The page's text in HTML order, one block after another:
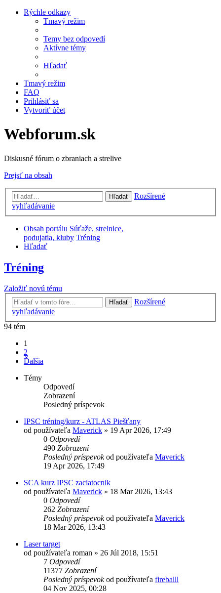
Rýchle odkazy
Tmavý režim
Temy bez odpovedí
Aktívne témy
Hľadať
Tmavý režim
FAQ
Prihlásiť sa
Vytvoriť účet
Webforum.sk
Diskusné fórum o zbraniach a strelive
Prejsť na obsah
Hľadať
Rozšírené
vyhľadávanie
Obsah portálu Súťaže, strelnice,
podujatia, kluby Tréning
Hľadať
Tréning
Založiť novú tému
Hľadať
Rozšírené
vyhľadávanie
94 tém
1
2
Ďalšia
Témy
Odpovedí
Zobrazení
Posledný príspevok
IPSC tréning/kurz - ATLAS Piešťany
od používateľa Maverick » 19 Apr 2026, 17:49
0 Odpovedí
490 Zobrazení
Posledný príspevokod používateľa Maverick
19 Apr 2026, 17:49
SCA kurz IPSC zaciatocnik
od používateľa Maverick » 18 Mar 2026, 13:43
0 Odpovedí
262 Zobrazení
Posledný príspevokod používateľa Maverick
18 Mar 2026, 13:43
Laser target
od používateľa roman » 26 Júl 2018, 15:51
7 Odpovedí
11377 Zobrazení
Posledný príspevokod používateľa fireballl
04 Nov 2025, 00:28